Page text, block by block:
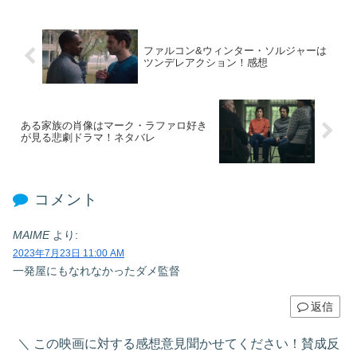
ファルコン&ウィンター・ソルジャーは
ツンデレアクション！感想
ある家族の肖像はマーク・ラファロ好き
が見る悲劇ドラマ！ネタバレ
コメント
MAIME より:
2023年7月23日 11:00 AM
一発屋にもなれなかったダメ監督
返信
この映画に対する感想意見聞かせてください！賛成反